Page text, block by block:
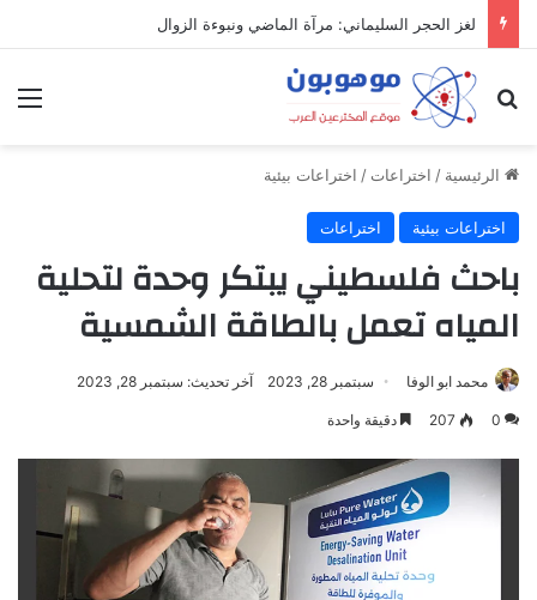
بحث عن
الرئيسية / اختراعات / اختراعات بيئية
اختراعات بيئية اختراعات
باحث فلسطيني يبتكر وحدة لتحلية
المياه تعمل بالطاقة الشمسية
محمد ابو الوفا سبتمبر 28, 2023 آخر تحديث: سبتمبر 28, 2023
0
207 دقيقة واحدة